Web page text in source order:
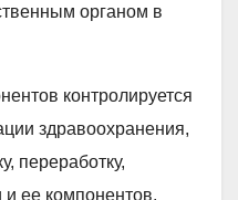
органом в
контролируется
здравоохранения,
переработку,
и ее компонентов.